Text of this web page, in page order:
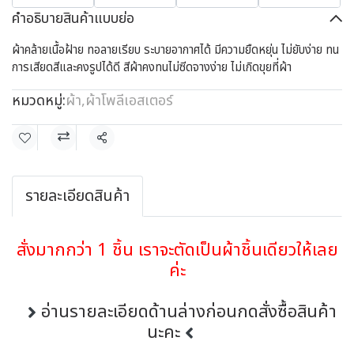
คำอธิบายสินค้าแบบย่อ
ผ้าคล้ายเนื้อฝ้าย ทอลายเรียบ ระบายอากาศได้ มีความยืดหยุ่น ไม่ยับง่าย ทน
การเสียดสีและคงรูปได้ดี สีผ้าคงทนไม่ซีดจางง่าย ไม่เกิดขุยที่ผ้า
หมวดหมู่:ผ้า,ผ้าโพลีเอสเตอร์
แชร์
รายละเอียดสินค้า
สั่งมากกว่า 1 ชิ้น เราจะตัดเป็นผ้าชิ้นเดียวให้เลย
ค่ะ
อ่านรายละเอียดด้านล่างก่อนกดสั่งซื้อสินค้า
นะคะ